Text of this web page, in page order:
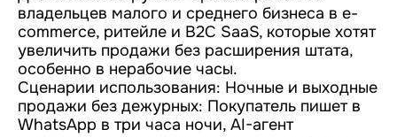
владельцев малого и среднего бизнеса в e-
commerce, ритейле и B2C SaaS, которые хотят
увеличить продажи без расширения штата,
особенно в нерабочие часы.
Сценарии использования: Ночные и выходные
продажи без дежурных: Покупатель пишет в
WhatsApp в три часа ночи, AI-агент